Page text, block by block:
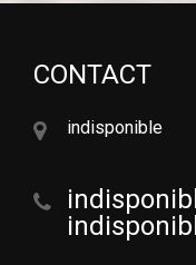
CONTACT
indisponible